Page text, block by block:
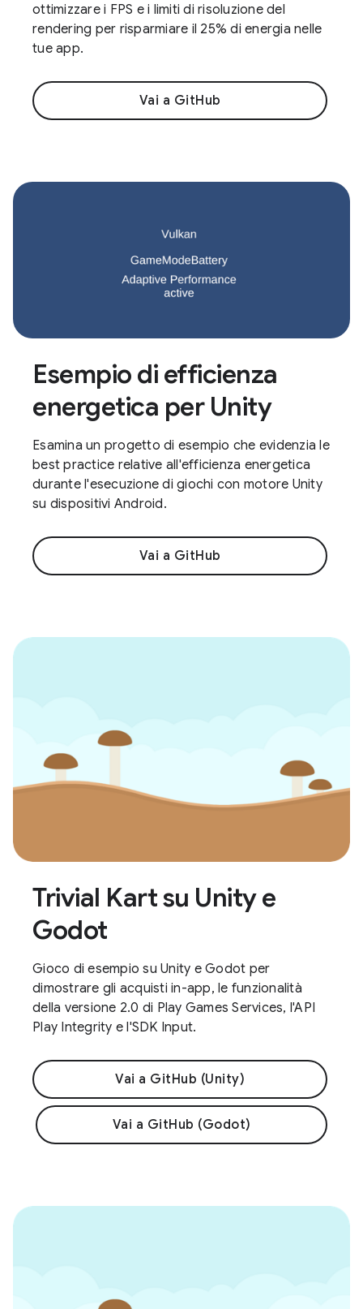
ottimizzare i FPS e i limiti di risoluzione del
rendering per risparmiare il 25% di energia nelle
tue app.
Vai a GitHub
Esempio di efficienza
energetica per Unity
Esamina un progetto di esempio che evidenzia le
best practice relative all'efficienza energetica
durante l'esecuzione di giochi con motore Unity
su dispositivi Android.
Vai a GitHub
Trivial Kart su Unity e
Godot
Gioco di esempio su Unity e Godot per
dimostrare gli acquisti in-app, le funzionalità
della versione 2.0 di Play Games Services, l'API
Play Integrity e l'SDK Input.
Vai a GitHub (Unity)
Vai a GitHub (Godot)